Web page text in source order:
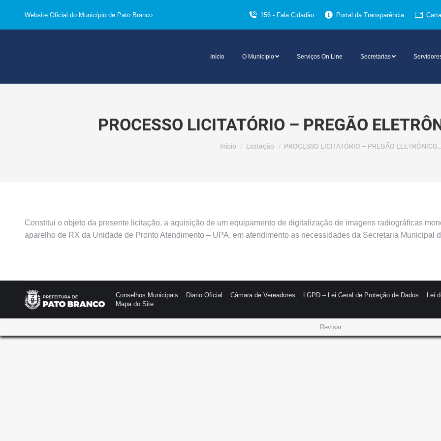
Website Oficial do Município de Pato Branco 156 - Fala Cidadão Portal da Transparência
Início O Município Serviços On Line Secretarias
PROCESSO LICITATÓRIO – PREGÃO
Você está aqui:
Início Licitação PROCESSO LICITATÓRIO – PREGÃO ELETRÔNICO…
Constitui o objeto da presente licitação, a aquisição de um equipamento de digitalização de imagens radiográficas
aparelho de RX da Unidade de Pronto Atendimento – UPA, em atendimento as necessidades da Secretaria Municipal
Conselhos Municipais Diario Oficial Câmara de Vereadores LGPD – Lei Geral de Proteção de Dados Lei
Mapa do Site
Revisar